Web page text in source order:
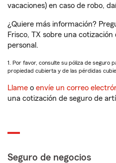
vacaciones) en caso de robo,
¿Quiere más información?
Frisco, TX sobre una
personal.
1. Por favor, consulte su póliza de seguro
propiedad cubierta y de las pérdidas
Llame o envíe un correo
una cotización de seguro de
Seguro de negocios